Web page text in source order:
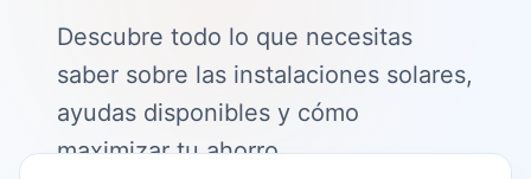
Descubre todo lo que necesitas
saber sobre las instalaciones solares,
ayudas disponibles y cómo
maximizar tu ahorro.